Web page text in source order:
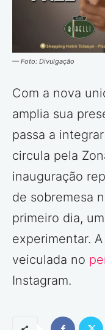
— Foto: Divulgação
Com a nova
amplia sua
passa a
circula pela
inauguração
de sobremesa
primeiro dia,
experimentar.
veiculada no
Instagram.